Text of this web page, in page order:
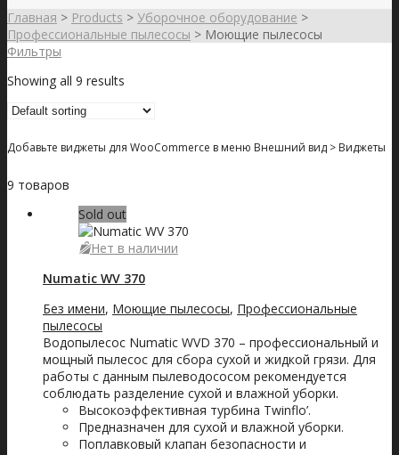
Главная > Products > Уборочное оборудование >
Профессиональные пылесосы > Моющие пылесосы
Фильтры
Showing all 9 results
Добавьте виджеты для WooCommerce в меню Внешний вид > Виджеты
9 товаров
Sold out
Нет в наличии
Numatic WV 370
Без имени, Моющие пылесосы, Профессиональные
пылесосы
Водопылесос Numatic WVD 370 – профессиональный и
мощный пылесос для сбора сухой и жидкой грязи. Для
работы с данным пылеводососом рекомендуется
соблюдать разделение сухой и влажной уборки.
Высокоэффективная турбина Twinflo’.
Предназначен для сухой и влажной уборки.
Поплавковый клапан безопасности и